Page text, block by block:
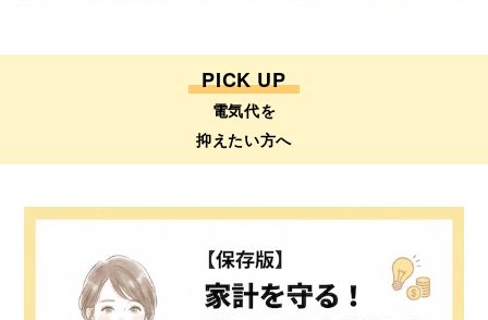
PICK UP
電気代を
抑えたい方へ